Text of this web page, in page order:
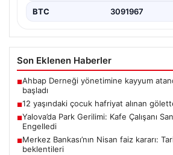
BTC 3091967
Son Eklenen Haberler
■Ahbap Derneği yönetimine kayyum
başladı
■12 yaşındaki çocuk hafriyat alınan
■Yalova’da Park Gerilimi: Kafe Çalışanı
Engelledi
■Merkez Bankası’nın Nisan faiz kararı:
beklentileri